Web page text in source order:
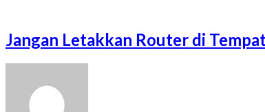
Jangan Letakkan Router di